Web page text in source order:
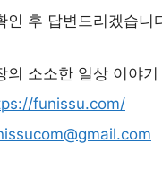
인 후 답변드리겠습니
의 소소한 일상 이야기
funissu.com/